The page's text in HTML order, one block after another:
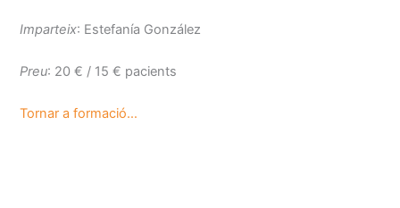
Imparteix: Estefanía González
Preu: 20 € / 15 € pacients
Tornar a formació…